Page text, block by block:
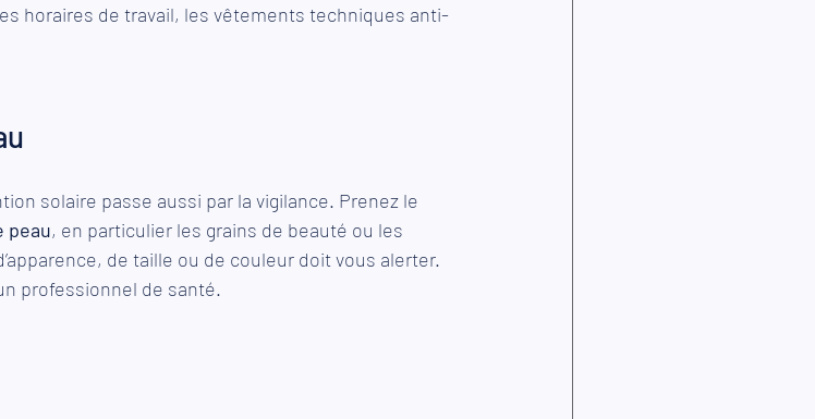
horaires de travail, les vêtements techniques anti-
solaire passe aussi par la vigilance. Prenez le
peau, en particulier les grains de beauté ou les
de taille ou de couleur doit vous alerter.
professionnel de santé.